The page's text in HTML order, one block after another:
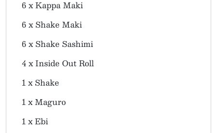
6 x Kappa Maki
6 x Shake Maki
6 x Shake Sashimi
4 x Inside Out Roll
1 x Shake
1 x Maguro
1 x Ebi